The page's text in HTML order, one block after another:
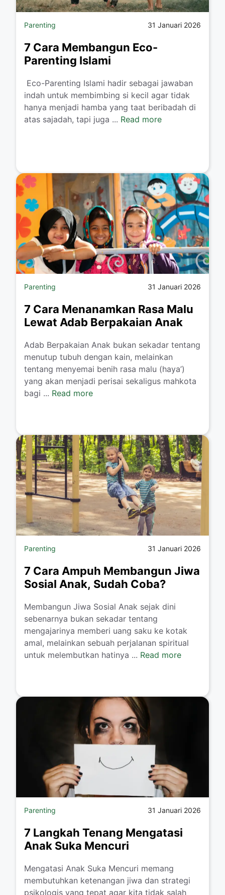
Parenting 31 Januari 2026
7 Cara Membangun Eco-
Parenting Islami
​ Eco-Parenting Islami hadir sebagai jawaban
indah untuk membimbing si kecil agar tidak
hanya menjadi hamba yang taat beribadah di
atas sajadah, tapi juga ... Read more
Parenting 31 Januari 2026
7 Cara Menanamkan Rasa Malu
Lewat Adab Berpakaian Anak
​Adab Berpakaian Anak bukan sekadar tentang
menutup tubuh dengan kain, melainkan
tentang menyemai benih rasa malu (haya’)
yang akan menjadi perisai sekaligus mahkota
bagi ... Read more
Parenting 31 Januari 2026
7 Cara Ampuh Membangun Jiwa
Sosial Anak, Sudah Coba?
​Membangun Jiwa Sosial Anak sejak dini
sebenarnya bukan sekadar tentang
mengajarinya memberi uang saku ke kotak
amal, melainkan sebuah perjalanan spiritual
untuk melembutkan hatinya ... Read more
Parenting 31 Januari 2026
7 Langkah Tenang Mengatasi
Anak Suka Mencuri
​Mengatasi Anak Suka Mencuri memang
membutuhkan ketenangan jiwa dan strategi
psikologis yang tepat agar kita tidak salah